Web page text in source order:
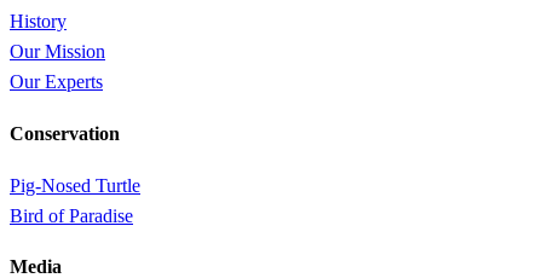
History
Our Mission
Our Experts
Conservation
Pig-Nosed Turtle
Bird of Paradise
Media